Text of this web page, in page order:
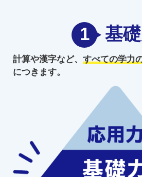
1 基
計算や漢字など、 すべての学力
につきます。